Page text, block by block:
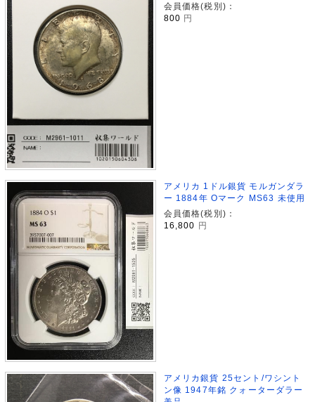
会員価格(税別)：
800 円
アメリカ 1ドル銀貨 モルガンダラ
ー 1884年 Oマーク MS63 未使用
会員価格(税別)：
16,800 円
アメリカ銀貨 25セント/ワシント
ン像 1947年銘 クォーターダラー